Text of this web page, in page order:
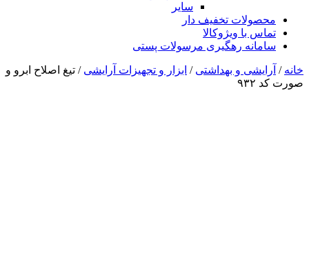
سایر
محصولات تخفیف دار
تماس با ویژوکالا
سامانه رهگیری مرسولات پستی
خانه / آرایشی و بهداشتی / ابزار و تجهیزات آرایشی / تیغ اصلاح ابرو و
صورت کد ۹۳۲